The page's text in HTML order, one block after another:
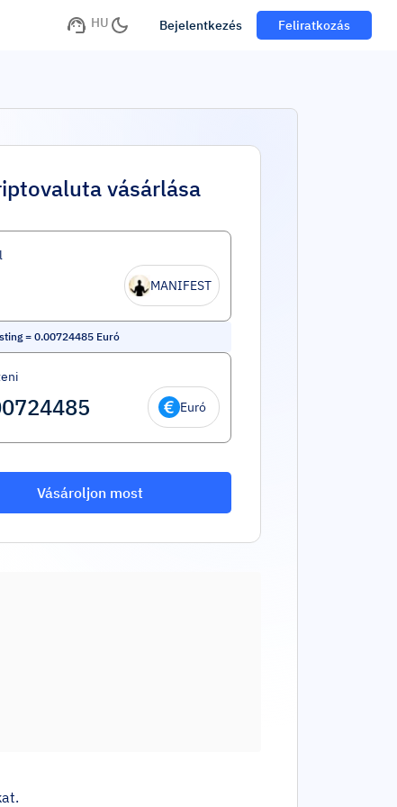
HU Bejelentkezés Feliratkozás
vásárlása
MANIFEST
= 0.00724485 Euró
Euró
Vásároljon most